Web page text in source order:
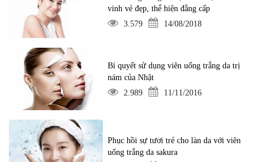
vinh vẻ đẹp, thể hiện đẳng cấp
3.579
14/08/2018
Bí quyết sử dụng viên uống trắng da trị
nám của Nhật
2.989
11/11/2016
Phục hồi sự tươi trẻ cho làn da với viên
uống trắng da sakura